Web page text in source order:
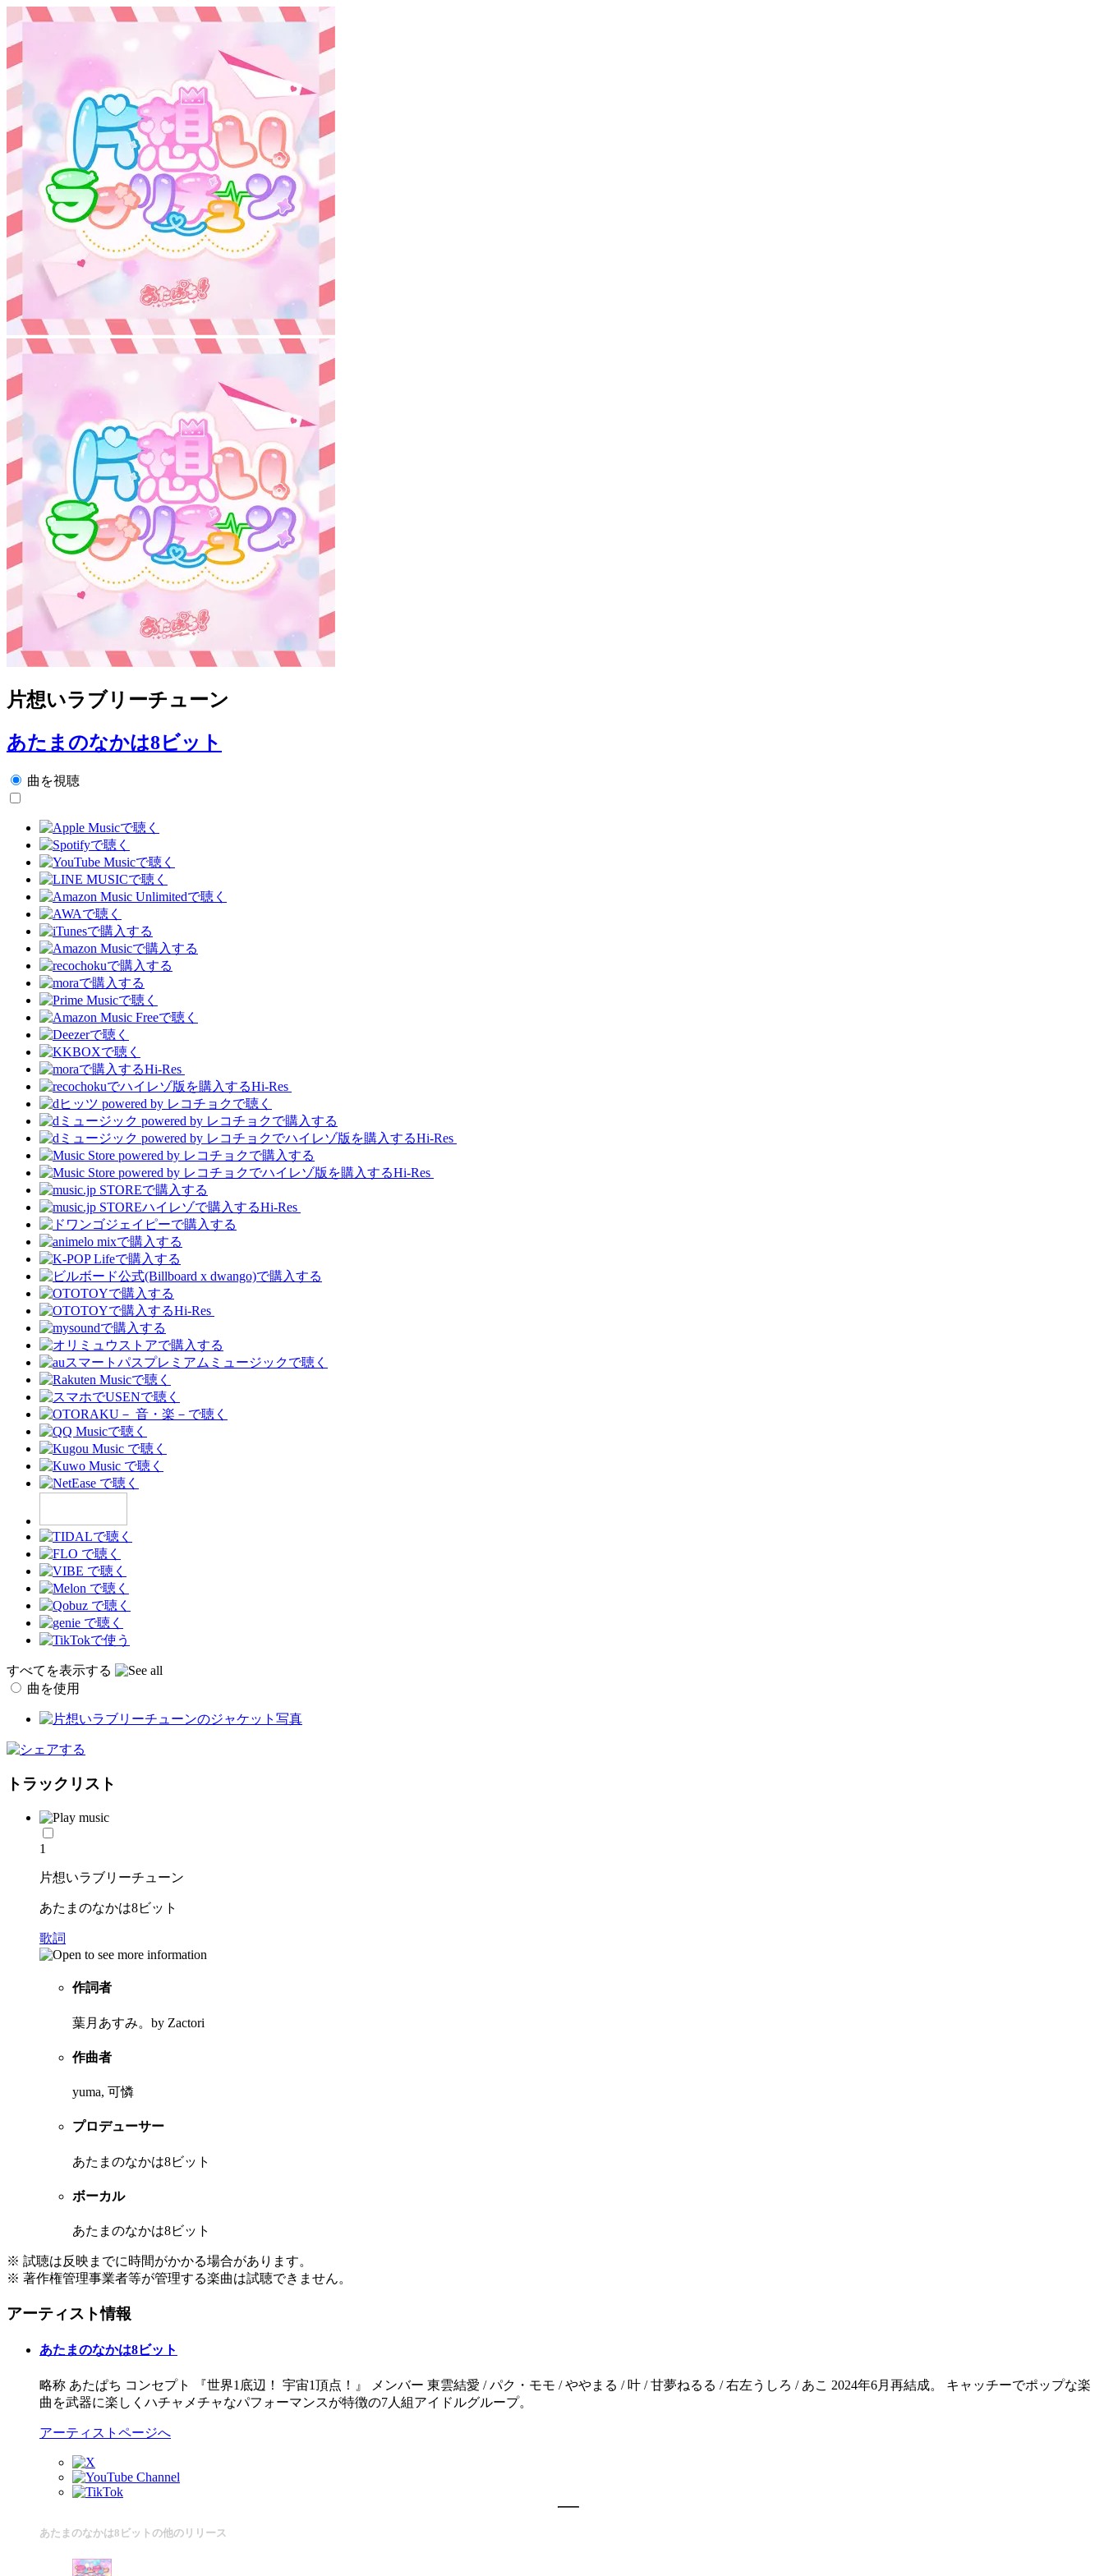
片想いラブリーチューン
あたまのなかは8ビット
曲を視聴
Hi-Res
Hi-Res
Hi-Res
Hi-Res
Hi-Res
Hi-Res
すべてを表示する
曲を使用
トラックリスト
1
片想いラブリーチューン
あたまのなかは8ビット
歌詞
作詞者
葉月あすみ。by Zactori
作曲者
yuma, 可憐
プロデューサー
あたまのなかは8ビット
ボーカル
あたまのなかは8ビット
※ 試聴は反映までに時間がかかる場合があります。
※ 著作権管理事業者等が管理する楽曲は試聴できません。
アーティスト情報
あたまのなかは8ビット
略称 あたぱち コンセプト 『世界1底辺！ 宇宙1頂点！』 メンバー 東雲結愛 / パク・モモ / ややまる / 叶 / 甘夢ねるる / 右左うしろ / あこ 2024年6月再結成。 キャッチーでポップな楽
曲を武器に楽しくハチャメチャなパフォーマンスが特徴の7人組アイドルグループ。
アーティストページへ
あたまのなかは8ビットの他のリリース